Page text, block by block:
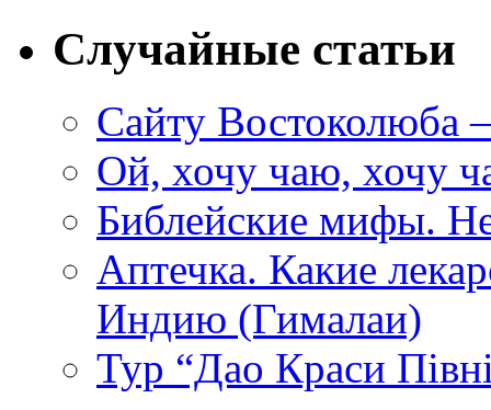
Случайные статьи
Сайту Востоколюба
Ой, хочу чаю, хочу
Библейские мифы.
Аптечка. Какие
Индию (Гималаи)
Тур “Дао Краси